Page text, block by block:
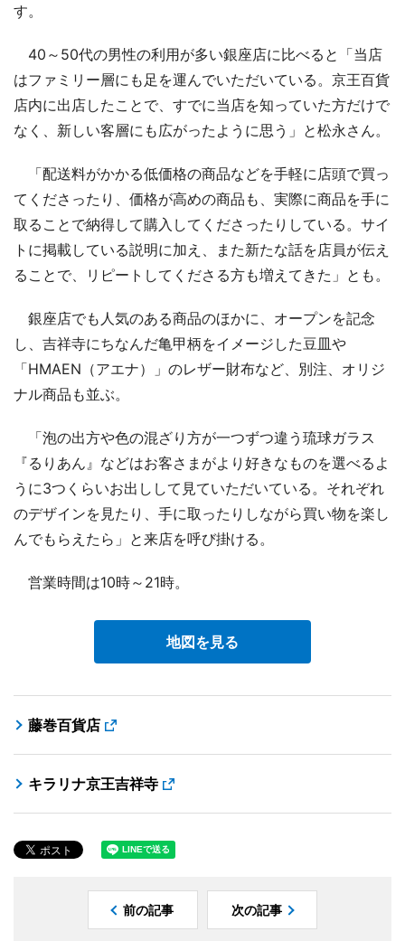
す。
40～50代の男性の利用が多い銀座店に比べると「当店
はファミリー層にも足を運んでいただいている。京王百貨
店内に出店したことで、すでに当店を知っていた方だけで
なく、新しい客層にも広がったように思う」と松永さん。
「配送料がかかる低価格の商品などを手軽に店頭で買っ
てくださったり、価格が高めの商品も、実際に商品を手に
取ることで納得して購入してくださったりしている。サイ
トに掲載している説明に加え、また新たな話を店員が伝え
ることで、リピートしてくださる方も増えてきた」とも。
銀座店でも人気のある商品のほかに、オープンを記念
し、吉祥寺にちなんだ亀甲柄をイメージした豆皿や
「HMAEN（アエナ）」のレザー財布など、別注、オリジ
ナル商品も並ぶ。
「泡の出方や色の混ざり方が一つずつ違う琉球ガラス
『るりあん』などはお客さまがより好きなものを選べるよ
うに3つくらいお出しして見ていただいている。それぞれ
のデザインを見たり、手に取ったりしながら買い物を楽し
んでもらえたら」と来店を呼び掛ける。
営業時間は10時～21時。
地図を見る
藤巻百貨店
キラリナ京王吉祥寺
前の記事 次の記事